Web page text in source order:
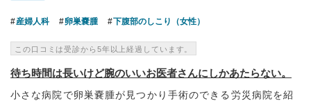
産婦人科 卵巣嚢腫 下腹部のしこり（女性）
この口コミは受診から5年以上経過しています。
待ち時間は長いけど腕のいいお医者さんにしかあたらない。
小さな病院で卵巣嚢腫が見つかり手術のできる労災病院を紹